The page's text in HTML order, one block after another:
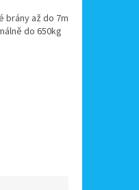
brány až do 7m
do 650kg